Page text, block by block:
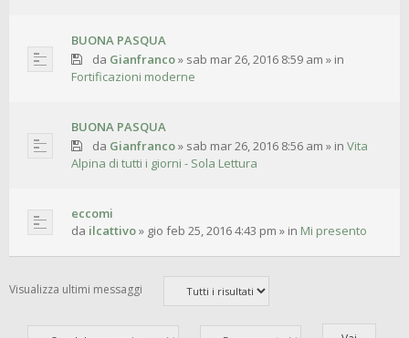
BUONA PASQUA
da Gianfranco» sab mar 26, 2016 8:59 am » in
Fortificazioni moderne
BUONA PASQUA
da Gianfranco» sab mar 26, 2016 8:56 am » in Vita
Alpina di tutti i giorni - Sola Lettura
eccomi
da ilcattivo» gio feb 25, 2016 4:43 pm » in Mi presento
Visualizza ultimi messaggi